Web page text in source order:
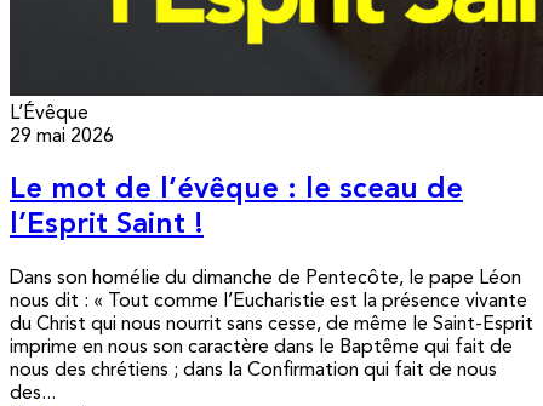
L’Évêque
29 mai 2026
Le mot de l’évêque : le sceau de
l’Esprit Saint !
Dans son homélie du dimanche de Pentecôte, le pape Léon
nous dit : « Tout comme l’Eucharistie est la présence vivante
du Christ qui nous nourrit sans cesse, de même le Saint-Esprit
imprime en nous son caractère dans le Baptême qui fait de
nous des chrétiens ; dans la Confirmation qui fait de nous
des...